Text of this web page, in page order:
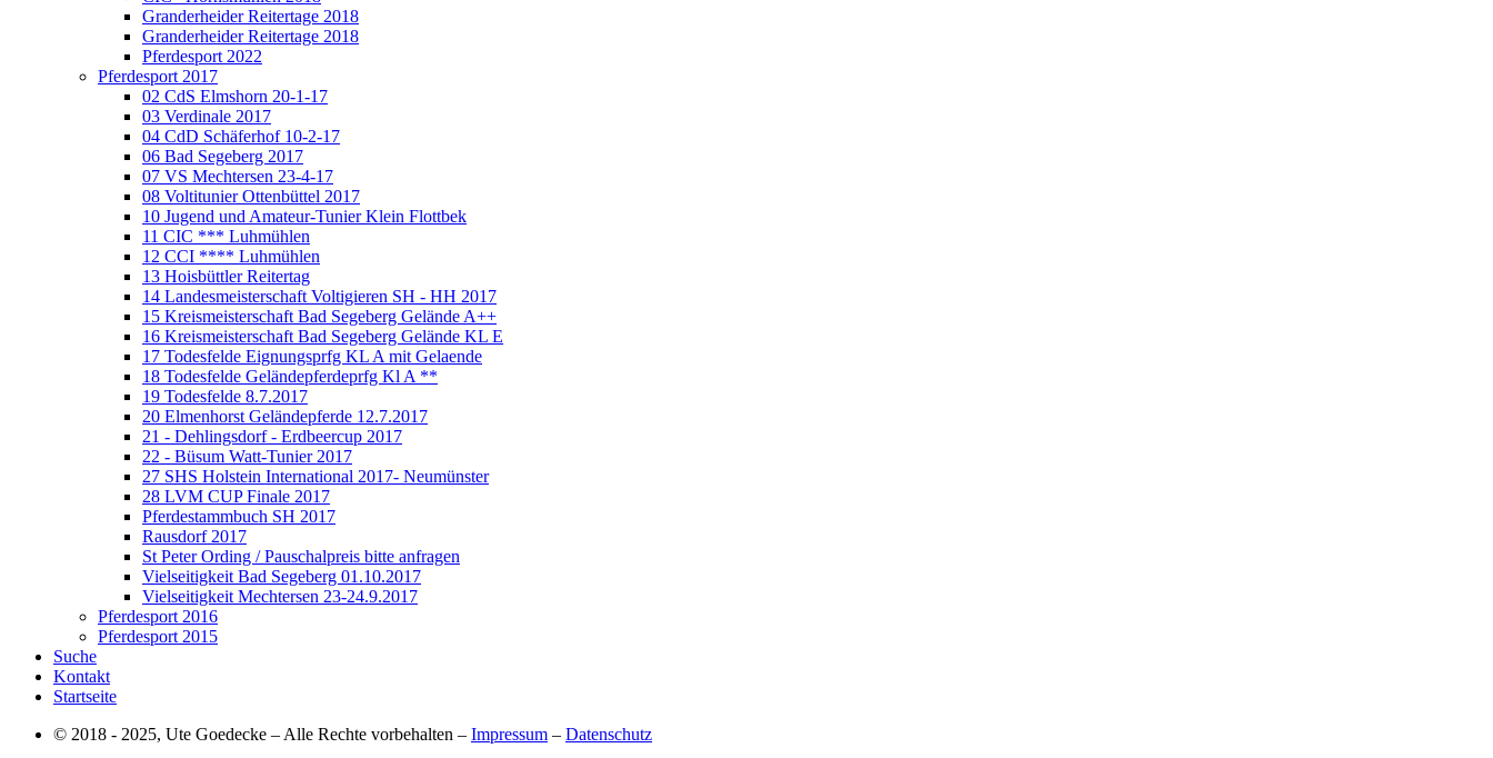
Granderheider Reitertage 2018
Granderheider Reitertage 2018
Pferdesport 2022
Pferdesport 2017
02 CdS Elmshorn 20-1-17
03 Verdinale 2017
04 CdD Schäferhof 10-2-17
06 Bad Segeberg 2017
07 VS Mechtersen 23-4-17
08 Voltitunier Ottenbüttel 2017
10 Jugend und Amateur-Tunier Klein Flottbek
11 CIC *** Luhmühlen
12 CCI **** Luhmühlen
13 Hoisbüttler Reitertag
14 Landesmeisterschaft Voltigieren SH - HH 2017
15 Kreismeisterschaft Bad Segeberg Gelände A++
16 Kreismeisterschaft Bad Segeberg Gelände KL E
17 Todesfelde Eignungsprfg KL A mit Gelaende
18 Todesfelde Geländepferdeprfg Kl A **
19 Todesfelde 8.7.2017
20 Elmenhorst Geländepferde 12.7.2017
21 - Dehlingsdorf - Erdbeercup 2017
22 - Büsum Watt-Tunier 2017
27 SHS Holstein International 2017- Neumünster
28 LVM CUP Finale 2017
Pferdestammbuch SH 2017
Rausdorf 2017
St Peter Ording / Pauschalpreis bitte anfragen
Vielseitigkeit Bad Segeberg 01.10.2017
Vielseitigkeit Mechtersen 23-24.9.2017
Pferdesport 2016
Pferdesport 2015
Suche
Kontakt
Startseite
© 2018 - 2025, Ute Goedecke – Alle Rechte vorbehalten – Impressum – Datenschutz